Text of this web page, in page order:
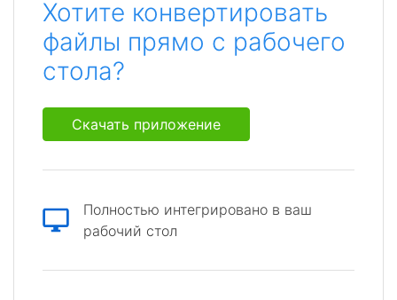
Хотите конвертировать
файлы прямо с рабочего
стола?
Скачать приложение
Полностью интегрировано в ваш
рабочий стол